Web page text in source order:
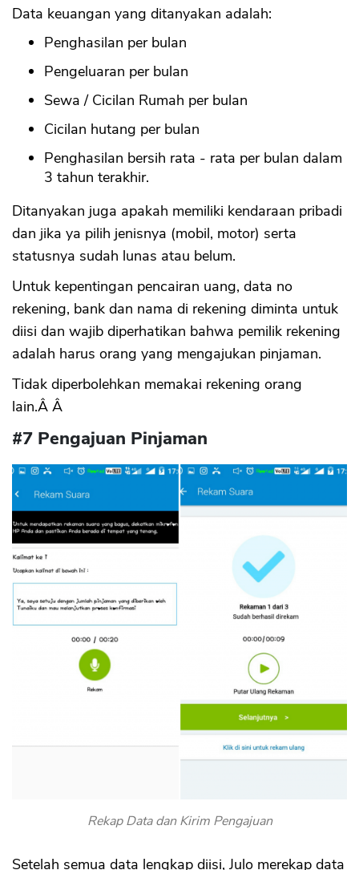
Data keuangan yang ditanyakan adalah:
Penghasilan per bulan
Pengeluaran per bulan
Sewa / Cicilan Rumah per bulan
Cicilan hutang per bulan
Penghasilan bersih rata - rata per bulan dalam
3 tahun terakhir.
Ditanyakan juga apakah memiliki kendaraan pribadi
dan jika ya pilih jenisnya (mobil, motor) serta
statusnya sudah lunas atau belum.
Untuk kepentingan pencairan uang, data no
rekening, bank dan nama di rekening diminta untuk
diisi dan wajib diperhatikan bahwa pemilik rekening
adalah harus orang yang mengajukan pinjaman.
Tidak diperbolehkan memakai rekening orang
lain.Â Â
#7 Pengajuan Pinjaman
Rekap Data dan Kirim Pengajuan
Setelah semua data lengkap diisi, Julo merekap data